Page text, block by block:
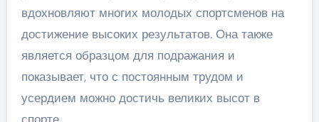
вдохновляют многих молодых спортсменов на
достижение высоких результатов. Она также
является образцом для подражания и
показывает, что с постоянным трудом и
усердием можно достичь великих высот в